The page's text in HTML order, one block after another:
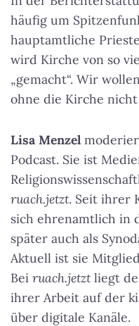
häufig um
hauptamtliche
wird Kirche von so
„gemacht“. Wir
ohne die Kirche
Lisa Menzel
Podcast. Sie ist
ruach.jetzt. Seit ihrer
sich ehrenamtlich in
später auch als
Aktuell ist sie
Bei ruach.jetztliegt
ihrer Arbeit auf der
über digitale Kanäle.